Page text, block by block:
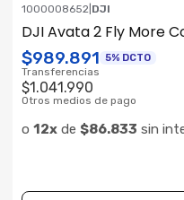
Consultar su Stock
1000008652| DJI
DJI Avata 2 Fly More
$989.891 5% DCTO
Transferencias
$1.041.990
Otros medios de pago
o 12xde $86.833 sin